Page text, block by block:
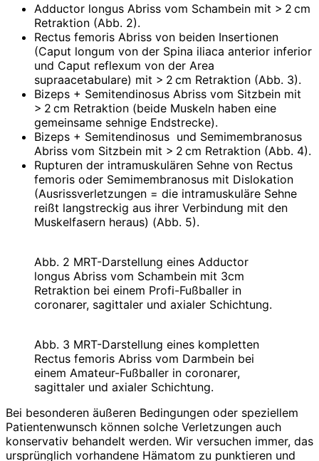
Adductor longus Abriss vom Schambein mit > 2 cm
Retraktion (Abb. 2).
Rectus femoris Abriss von beiden Insertionen
(Caput longum von der Spina iliaca anterior inferior
und Caput reflexum von der Area
supraacetabulare) mit > 2 cm Retraktion (Abb. 3).
Bizeps + Semitendinosus Abriss vom Sitzbein mit
> 2 cm Retraktion (beide Muskeln haben eine
gemeinsame sehnige Endstrecke).
Bizeps + Semitendinosus und Semimembranosus
Abriss vom Sitzbein mit > 2 cm Retraktion (Abb. 4).
Rupturen der intramuskulären Sehne von Rectus
femoris oder Semimembranosus mit Disloka­tion
(Ausrissverletzungen = die intramuskuläre Sehne
reißt langstreckig aus ihrer Verbindung mit den
Muskelfasern heraus) (Abb. 5).
Abb. 2 MRT-Darstellung eines Adductor
longus Abriss vom Schambein mit 3cm
Retraktion bei einem Profi-Fußballer in
coronarer, sagittaler und axialer Schichtung.
Abb. 3 MRT-Darstellung eines kompletten
Rectus femoris Abriss vom Darmbein bei
einem Amateur-Fußballer in coronarer,
sagittaler und axialer Schichtung.
Bei besonderen äußeren Bedingungen oder speziellem
Patientenwunsch können solche Verletzungen auch
konservativ behandelt werden. Wir versuchen immer, das
ursprünglich vorhandene Hämatom zu punktieren und